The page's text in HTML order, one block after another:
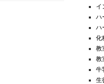
イ
ハ
ハ
化
教
教
牛
生